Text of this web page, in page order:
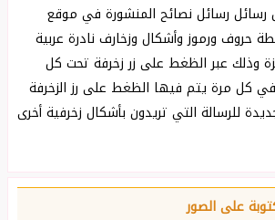
رسائل رسائل نصائح المنشورة في موقع
حروف ورموز وأشكال وزخارف نادرة عربية
وذلك عبر الظغط على زر زخرفة تحت كل
كل مرة يتم فيها الظغط على رز الزخرفة
للرسالة التي تريدون بأشكال زخرفية أخرى
على الصور